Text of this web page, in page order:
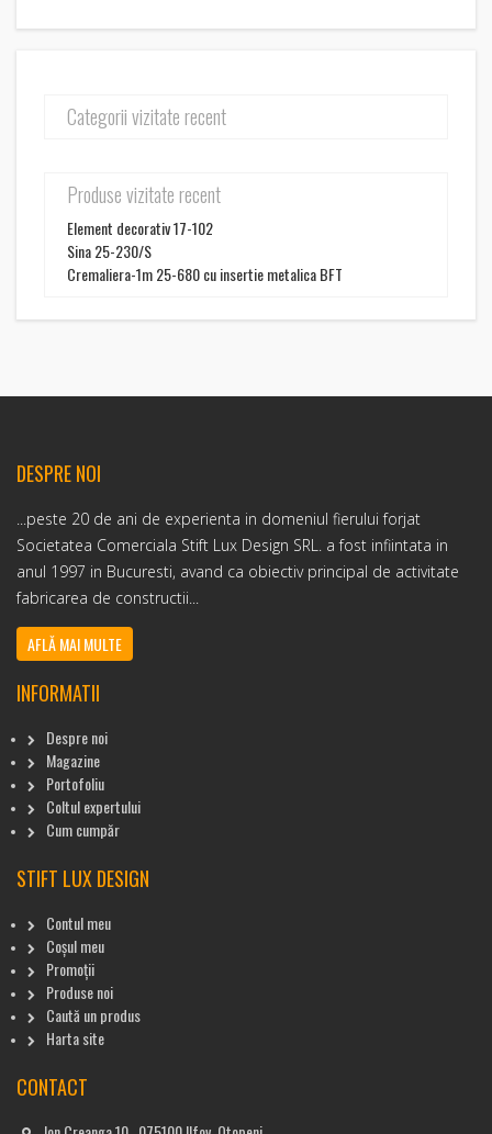
Categorii vizitate recent
Produse vizitate recent
Element decorativ 17-102
Sina 25-230/S
Cremaliera-1m 25-680 cu insertie metalica BFT
DESPRE NOI
...peste 20 de ani de experienta in domeniul fierului forjat
Societatea Comerciala Stift Lux Design SRL. a fost infiintata in
anul 1997 in Bucuresti, avand ca obiectiv principal de activitate
fabricarea de constructii...
AFLĂ MAI MULTE
INFORMATII
Despre noi
Magazine
Portofoliu
Coltul expertului
Cum cumpăr
STIFT LUX DESIGN
Contul meu
Coșul meu
Promoții
Produse noi
Caută un produs
Harta site
CONTACT